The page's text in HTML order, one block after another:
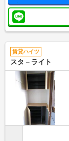
賃貸ハイツ
スタ－ライト